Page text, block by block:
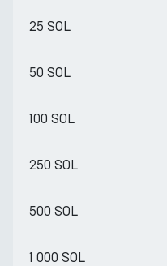
25 SOL
50 SOL
100 SOL
250 SOL
500 SOL
1 000 SOL